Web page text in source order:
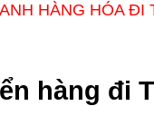
HÀNG HÓA ĐI
hàng đi